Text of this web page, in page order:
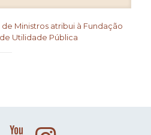
Ministros atribui à Fundação
Utilidade Pública